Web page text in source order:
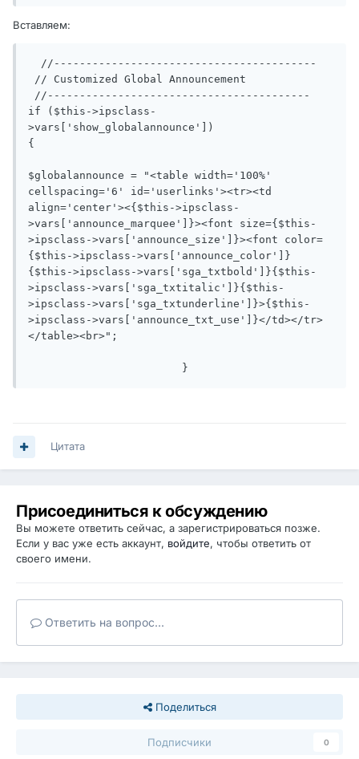
Вставляем:
if ($this->ipsclass-
>vars['show_globalannounce'])
{
$globalannounce = "<table width='100%'
cellspacing='6' id='userlinks'><tr><td
align='center'><{$this->ipsclass-
>vars['announce_marquee']}><font size={$this-
>ipsclass->vars['announce_size']}><font color=
{$this->ipsclass->vars['announce_color']}
{$this->ipsclass->vars['sga_txtbold']}{$this-
>ipsclass->vars['sga_txtitalic']}{$this-
>ipsclass->vars['sga_txtunderline']}>{$this-
>ipsclass->vars['announce_txt_use']}</td></tr>
</table><br>";
			}
Цитата
Присоединиться к обсуждению
Вы можете ответить сейчас, а зарегистрироваться позже.
Если у вас уже есть аккаунт, войдите, чтобы ответить от
своего имени.
Ответить на вопрос...
Поделиться
Подписчики 0